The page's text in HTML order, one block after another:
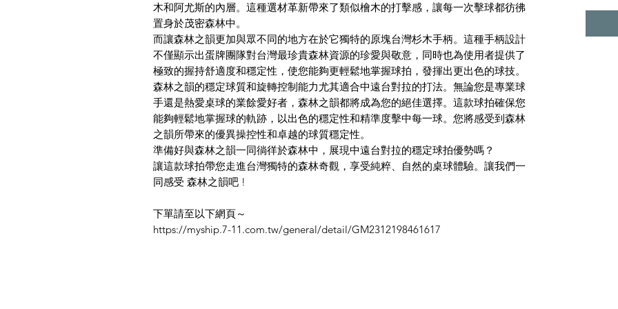
木和阿尤斯的內層。這種選材革新帶來了類似檜木的打擊感，讓每一次擊球都彷彿
置身於茂密森林中。
而讓森林之韻更加與眾不同的地方在於它獨特的原塊台灣杉木手柄。這種手柄設計
不僅顯示出蛋牌團隊對台灣最珍貴森林資源的珍愛與敬意，同時也為使用者提供了
極致的握持舒適度和穩定性，使您能夠更輕鬆地掌握球拍，發揮出更出色的球技。
森林之韻的穩定球質和旋轉控制能力尤其適合中遠台對拉的打法。無論您是專業球
手還是熱愛桌球的業餘愛好者，森林之韻都將成為您的絕佳選擇。這款球拍確保您
能夠輕鬆地掌握球的軌跡，以出色的穩定性和精準度擊中每一球。您將感受到森林
之韻所帶來的優異操控性和卓越的球質穩定性。
準備好與森林之韻一同徜徉於森林中，展現中遠台對拉的穩定球拍優勢嗎？
讓這款球拍帶您走進台灣獨特的森林奇觀，享受純粹、自然的桌球體驗。讓我們一
同感受 森林之韻吧 !
下單請至以下網頁～
https://myship.7-11.com.tw/general/detail/GM2312198461617